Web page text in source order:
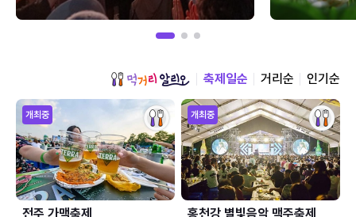
축제일순 거리순 인기순
개최중
전주 가맥축제
개최중
홍천강 별빛음악 맥주축제